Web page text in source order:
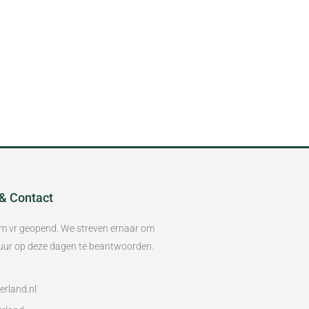
Contact
vr geopend. We streven ernaar om
op deze dagen te beantwoorden.